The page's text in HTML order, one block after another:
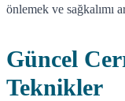
önlemek ve sağkalımı
Güncel
Teknikler